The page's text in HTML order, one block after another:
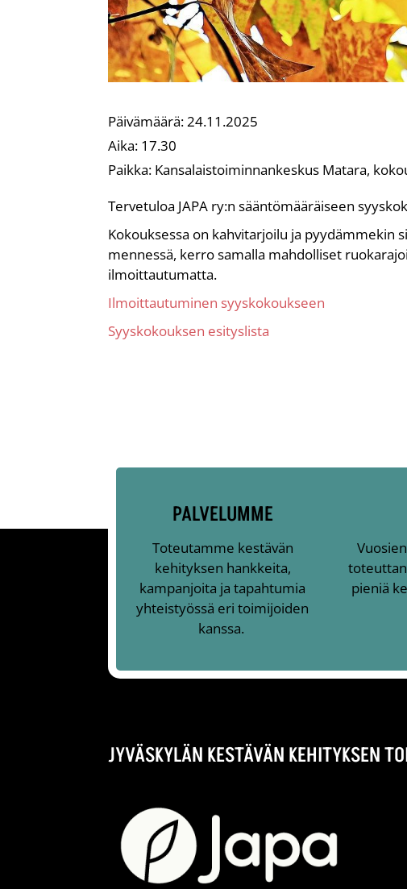
Päivämäärä:24.11.2025
Aika: 17.30
Paikka: Kansalaistoiminnankeskus Matara,
Tervetuloa JAPA ry:n sääntömääräiseen
Kokouksessa on kahvitarjoilu ja pyydämmekin
mennessä, kerro samalla mahdolliset
ilmoittautumatta.
Ilmoittautuminen syyskokoukseen
Syyskokouksen esityslista
PALVELUMME
Toteutamme kestävän
kehityksen hankkeita,
kampanjoita ja tapahtumia
yhteistyössä eri toimijoiden
kanssa.
pieniä
JYVÄSKYLÄN KESTÄVÄN KEHITYKSEN